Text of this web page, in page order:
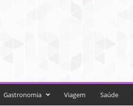
Gastronomia Viagem Saúde